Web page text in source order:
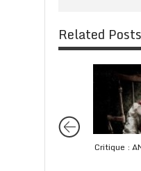
Related Posts
Critique :